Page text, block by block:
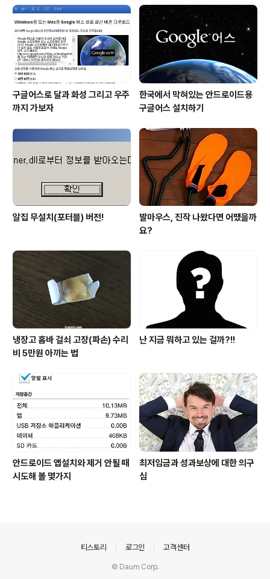
보시길 부탁드립니다. (_ _) 내용은 그리 길지 않습니다. ^^
이미지 출처: interfacelift.com ▣ 멋진제안서 만들기 hi
sastro's PT템플릿 링크 썸네일 모음 ▣ ☆ ▣ 제안서
배경에 좋은..
구글어스로 달과 화성 그리고 우주
까지 가보자
한국에서 막혀있는 안드로이드용
구글어스 설치하기
알집 무설치(포터블) 버전!
발마우스, 진작 나왔다면 어땠을까
요?
냉장고 홈바 걸쇠 고장(파손) 수리
비 5만원 아끼는 법
난 지금 뭐하고 있는 걸까?!!
안드로이드 앱설치와 제거 안될 때
시도해 볼 몇가지
최저임금과 성과보상에 대한 의구
심
티스토리 로그인 고객센터
© Daum Corp.